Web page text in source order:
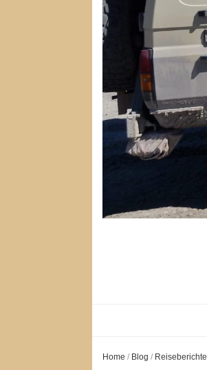
Home / Blog / Reiseberichte